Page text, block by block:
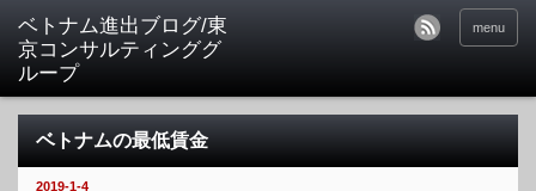
ベトナム進出ブログ/東
京コンサルティンググ
ループ
menu
ベトナムの最低賃金
2019-1-4